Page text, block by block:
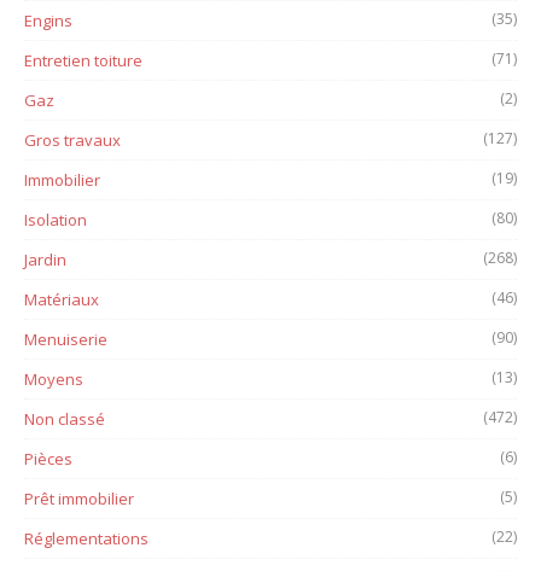
Engins (35)
Entretien toiture (71)
Gaz (2)
Gros travaux (127)
Immobilier (19)
Isolation (80)
Jardin (268)
Matériaux (46)
Menuiserie (90)
Moyens (13)
Non classé (472)
Pièces (6)
Prêt immobilier (5)
Réglementations (22)